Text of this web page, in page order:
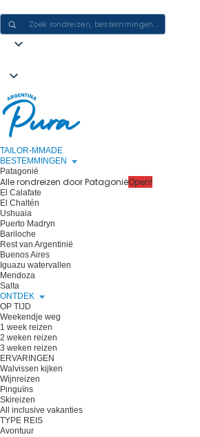
TAILOR-MMADE
BESTEMMINGEN
Patagonië
Alle rondreizen door PatagoniëOpen!
El Calafate
El Chaltén
Ushuaia
Puerto Madryn
Bariloche
Rest van Argentinië
Buenos Aires
Iguazu watervallen
Mendoza
Salta
ONTDEK
OP TIJD
Weekendje weg
1 week reizen
2 weken reizen
3 weken reizen
ERVARINGEN
Walvissen kijken
Wijnreizen
Pinguïns
Skireizen
All inclusive vakanties
TYPE REIS
Avontuur